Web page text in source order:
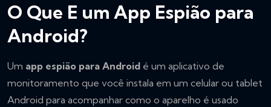
O Que E um App Espião para
Android?
Um app espião para Android é um aplicativo de
monitoramento que você instala em um celular ou tablet
Android para acompanhar como o aparelho é usado